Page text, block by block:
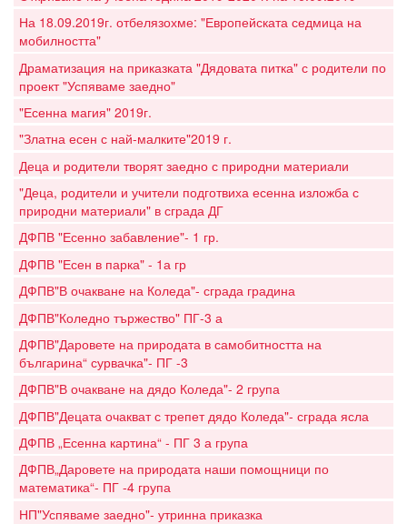
На 18.09.2019г. отбелязохме: "Европейската седмица на
мобилността"
Драматизация на приказката "Дядовата питка" с родители по
проект "Успяваме заедно"
"Есенна магия" 2019г.
"Златна есен с най-малките"2019 г.
Деца и родители творят заедно с природни материали
"Деца, родители и учители подготвиха есенна изложба с
природни материали" в сграда ДГ
ДФПВ "Есенно забавление"- 1 гр.
ДФПВ "Есен в парка" - 1а гр
ДФПВ"В очакване на Коледа"- сграда градина
ДФПВ"Коледно тържество" ПГ-3 а
ДФПВ"Даровете на природата в самобитността на
българина“ сурвачка"- ПГ -3
ДФПВ"В очакване на дядо Коледа"- 2 група
ДФПВ"Децата очакват с трепет дядо Коледа"- сграда ясла
ДФПВ „Есенна картина“ - ПГ 3 а група
ДФПВ„Даровете на природата наши помощници по
математика“- ПГ -4 група
НП"Успяваме заедно"- утринна приказка